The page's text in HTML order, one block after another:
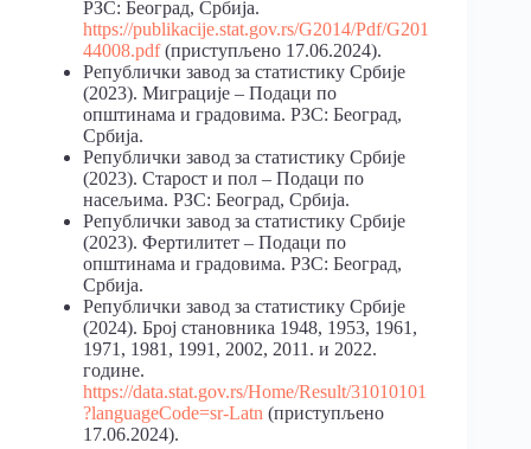
РЗС: Београд, Србија.
https://publikacije.stat.gov.rs/G2014/Pdf/G201
44008.pdf(приступљено 17.06.2024).
Републички завод за статистику Србије
(2023). Миграције – Подаци по
општинама и градовима. РЗС: Београд,
Србија.
Републички завод за статистику Србије
(2023). Старост и пол – Подаци по
насељима. РЗС: Београд, Србија.
Републички завод за статистику Србије
(2023). Фертилитет – Подаци по
општинама и градовима. РЗС: Београд,
Србија.
Републички завод за статистику Србије
(2024). Број становника 1948, 1953, 1961,
1971, 1981, 1991, 2002, 2011. и 2022.
године.
https://data.stat.gov.rs/Home/Result/31010101
?languageCode=sr-Latn (приступљено
17.06.2024).